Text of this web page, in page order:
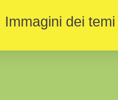
Immagini dei